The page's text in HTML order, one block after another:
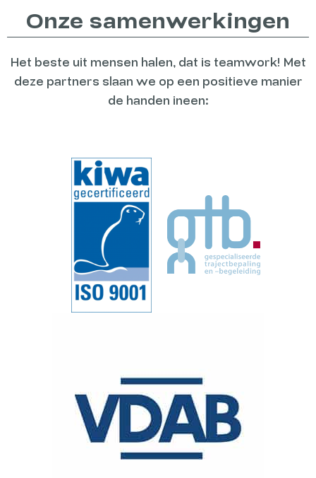
Onze samenwerkingen
Het beste uit mensen halen, dat is teamwork! Met
deze partners slaan we op een positieve manier
de handen ineen: